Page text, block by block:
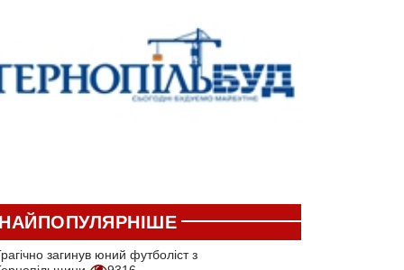
загинув юний футболіст з